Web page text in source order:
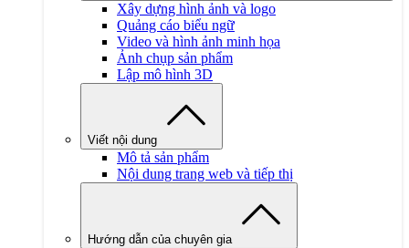
Xây dựng hình ảnh và logo
Quảng cáo biểu ngữ
Video và hình ảnh minh họa
Ảnh chụp sản phẩm
Lập mô hình 3D
Viết nội dung
Mô tả sản phẩm
Nội dung trang web và tiếp thị
Hướng dẫn của chuyên gia